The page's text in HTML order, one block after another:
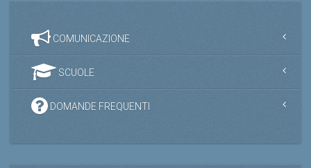
COMUNICAZIONE
SCUOLE
DOMANDE FREQUENTI